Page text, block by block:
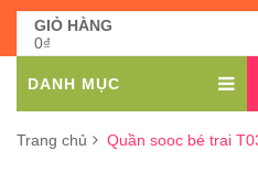
GIỎ HÀNG
0₫
DANH MỤC
Trang chủ Quần sooc bé trai